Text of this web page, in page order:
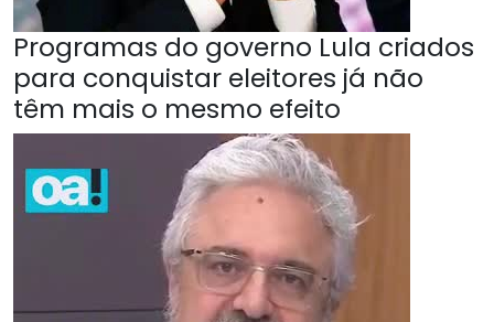
Programas do governo Lula criados
para conquistar eleitores já não
têm mais o mesmo efeito